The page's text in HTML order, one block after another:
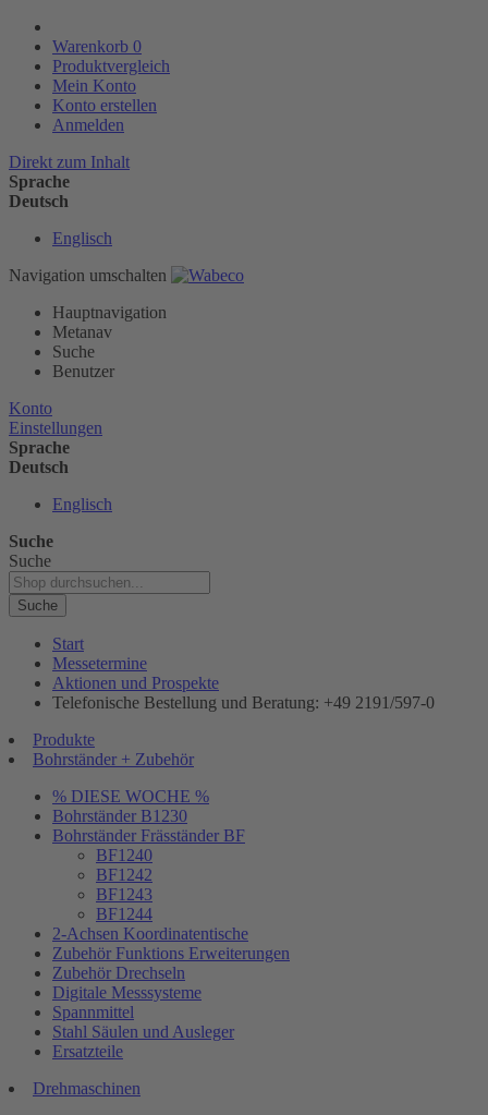
Warenkorb 0
Produktvergleich
Mein Konto
Konto erstellen
Anmelden
Direkt zum Inhalt
Sprache
Deutsch
Englisch
Navigation umschalten
Hauptnavigation
Metanav
Suche
Benutzer
Konto
Einstellungen
Sprache
Deutsch
Englisch
Suche
Suche
Suche
Start
Messetermine
Aktionen und Prospekte
Telefonische Bestellung und Beratung: +49 2191/597-0
Produkte
Bohrständer + Zubehör
% DIESE WOCHE %
Bohrständer B1230
Bohrständer Fräsständer BF
BF1240
BF1242
BF1243
BF1244
2-Achsen Koordinatentische
Zubehör Funktions Erweiterungen
Zubehör Drechseln
Digitale Messsysteme
Spannmittel
Stahl Säulen und Ausleger
Ersatzteile
Drehmaschinen